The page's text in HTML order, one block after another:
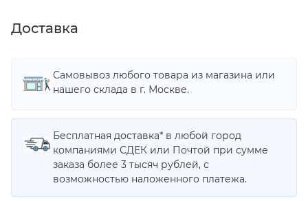
Доставка
Самовывоз любого товара из магазина или
нашего склада в г. Москве.
Бесплатная доставка* в любой город
компаниями СДЕК или Почтой при сумме
заказа более 3 тысяч рублей, с
возможностью наложенного платежа.